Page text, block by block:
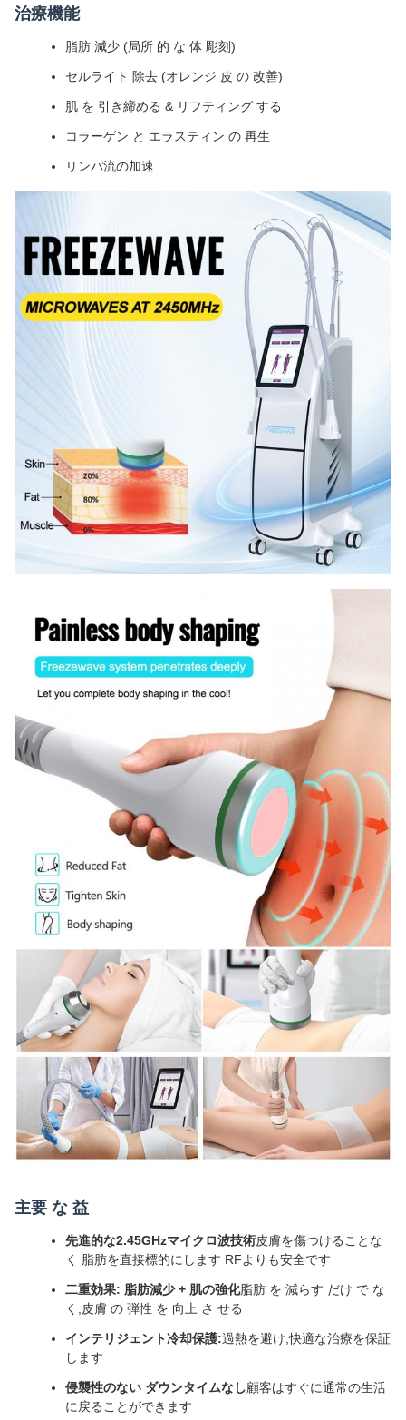
治療機能
脂肪 減少 (局所 的 な 体 彫刻)
セルライト 除去 (オレンジ 皮 の 改善)
肌 を 引き締める & リフティング する
コラーゲン と エラスティン の 再生
リンパ流の加速
主要 な 益
先進的な2.45GHzマイクロ波技術皮膚を傷つけることな
く 脂肪を直接標的にします RFよりも安全です
二重効果: 脂肪減少 + 肌の強化脂肪 を 減らす だけ で な
く,皮膚 の 弾性 を 向上 さ せる
インテリジェント冷却保護:過熱を避け,快適な治療を保証
します
侵襲性のない ダウンタイムなし顧客はすぐに通常の生活
に戻ることができます